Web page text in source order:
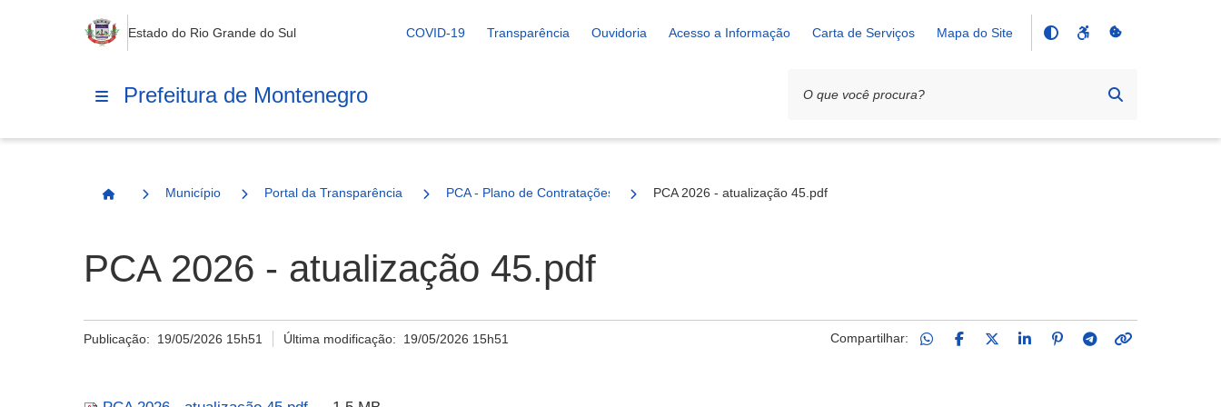
Estado do Rio Grande do Sul COVID-19 Transparência Ouvidoria Acesso a Informação Carta de Serviços Mapa do Site
Prefeitura de Montenegro
Página Inicial
Município Portal da Transparência PCA - Plano de Contratações Anual PCA 2026 - atualização 45.pdf
PCA 2026 - atualização 45.pdf
Publicação: 19/05/2026 15h51 Última modificação: 19/05/2026 15h51 Compartilhar: